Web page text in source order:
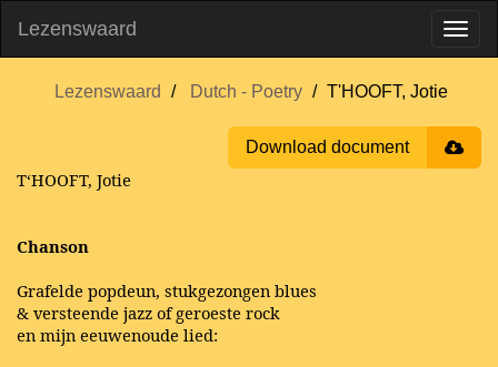
Lezenswaard
Lezenswaard Dutch - Poetry T'HOOFT, Jotie
Download document
T‘HOOFT, Jotie
Chanson
Grafelde popdeun, stukgezongen blues
& versteende jazz of geroeste rock
en mijn eeuwenoude lied: